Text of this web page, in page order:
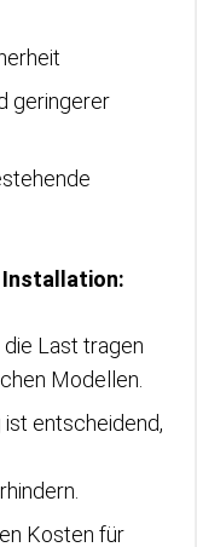
geringerer
Installation:
Last tragen
Modellen.
entscheidend,
Kosten für